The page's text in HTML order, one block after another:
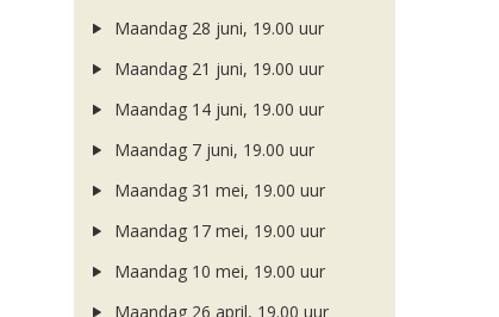
Maandag 28 juni, 19.00 uur
Maandag 21 juni, 19.00 uur
Maandag 14 juni, 19.00 uur
Maandag 7 juni, 19.00 uur
Maandag 31 mei, 19.00 uur
Maandag 17 mei, 19.00 uur
Maandag 10 mei, 19.00 uur
Maandag 26 april, 19.00 uur